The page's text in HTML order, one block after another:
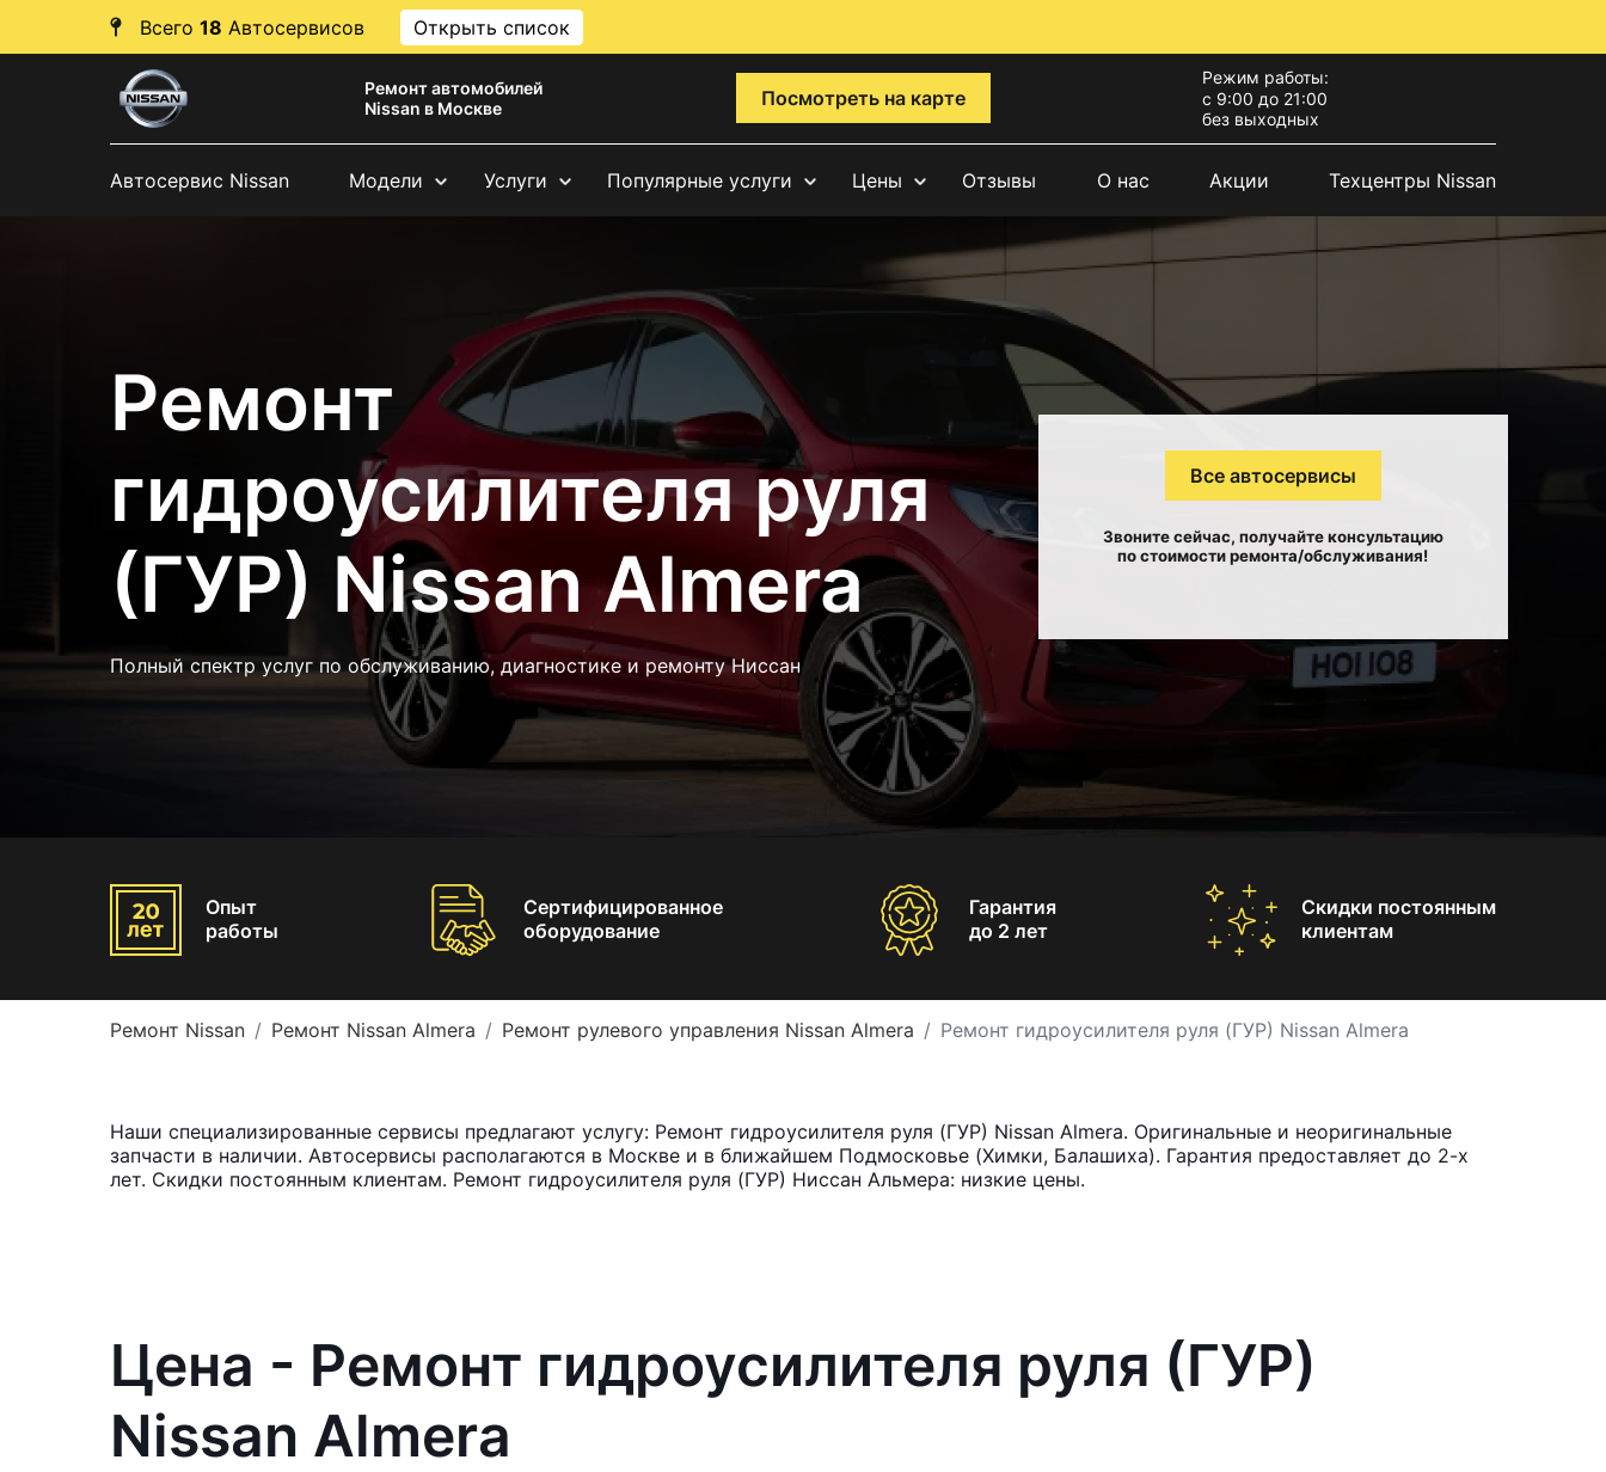
Всего 18 Автосервисов Открыть список
Ремонт автомобилей
Nissan в Москве
Посмотреть на карте
Режим работы:
с 9:00 до 21:00
без выходных
Автосервис Nissan Модели Услуги Популярные услуги Цены Отзывы О нас Акции Техцентры Nissan
Ремонт
гидроусилителя руля
(ГУР) Nissan Almera
Полный спектр услуг по обслуживанию, диагностике и ремонту Ниссан
Все автосервисы
Звоните сейчас, получайте консультацию
по стоимости ремонта/обслуживания!
Опыт
работы
Сертифицированное
оборудование
Гарантия
до 2 лет
Скидки постоянным
клиентам
Ремонт Nissan Ремонт Nissan Almera Ремонт рулевого управления Nissan Almera Ремонт гидроусилителя руля (ГУР) Nissan Almera
Наши специализированные сервисы предлагают услугу: Ремонт гидроусилителя руля (ГУР) Nissan Almera. Оригинальные и неоригинальные
запчасти в наличии. Автосервисы располагаются в Москве и в ближайшем Подмосковье (Химки, Балашиха). Гарантия предоставляет до 2-х
лет. Скидки постоянным клиентам. Ремонт гидроусилителя руля (ГУР) Ниссан Альмера: низкие цены.
Цена - Ремонт гидроусилителя руля (ГУР)
Nissan Almera